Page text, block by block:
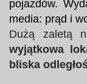
pojazdów.
media: prąd i
Dużą zaletą
wyjątkowa
bliska